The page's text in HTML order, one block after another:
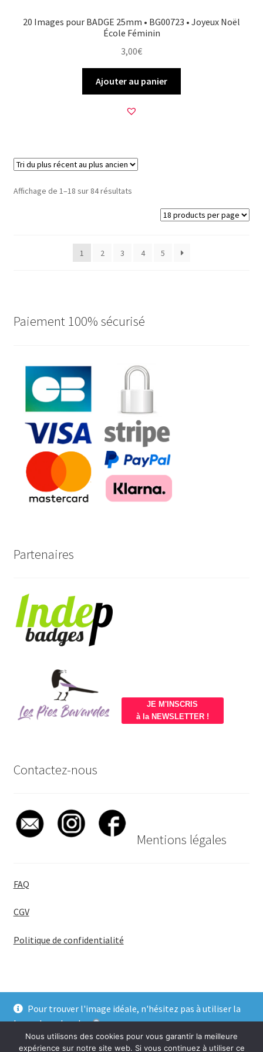
Pour trouver l'image idéale, n'hésitez pas à utiliser la
barre de recherche
Ignorer
20 Images pour BADGE 25mm • BG00723 • Joyeux Noël
École Féminin
3,00€
Ajouter au panier
Affichage de 1–18 sur 84 résultatsTrié
plus
1 2 3 4 5
Paiement 100% sécurisé
Partenaires
JE M'INSCRIS
à la NEWSLETTER !
Contactez-nous
Mentions légales
FAQ
CGV
Politique de confidentialité
© BadgeGirl® 2026
Nous utilisons des cookies pour vous garantir la meilleure
expérience sur notre site web. Si vous continuez à utiliser ce